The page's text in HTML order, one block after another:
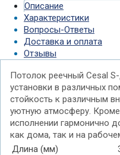
Описание
Характеристики
Вопросы-Ответы
Доставка и оплата
Отзывы
Потолок реечный Cesal
установки в различных
стойкость к различным
уютную атмосферу. Кроме
исполнении гармонично
как дома, так и на
Длина (мм)